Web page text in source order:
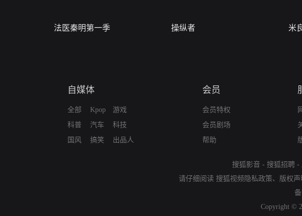
法医秦明第一季 操纵者 米
自媒体
全部
科普
国风
Kpop
汽车
搞笑
游戏
科技
出品人
会员
会员特权
会员剧场
帮助
搜狐影音 - 搜狐招聘 -
请仔细阅读 搜狐视频隐私政策、 版权声
备
Copyright ©